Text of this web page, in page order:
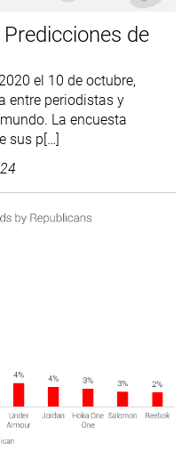
de
el 10 de octubre,
entre periodistas y
La encuesta
sus p[…]